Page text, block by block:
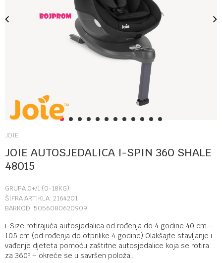
1 2 3 4 5 6 7 8 9 1011 12
JOIE
JOIE AUTOSJEDALICA I-SPIN 360 SHALE
48015
GRUPA 0+/1 (0-18KG)
ŠIFRA ARTIKLA: 2164201
BARKOD: 5056080620909
i-Size rotirajuća autosjedalica od rođenja do 4 godine 40 cm –
105 cm (od rođenja do otprilike 4 godine) Olakšajte stavljanje i
vađenje djeteta pomoću zaštitne autosjedalice koja se rotira
za 360º – okreće se u savršen položa...